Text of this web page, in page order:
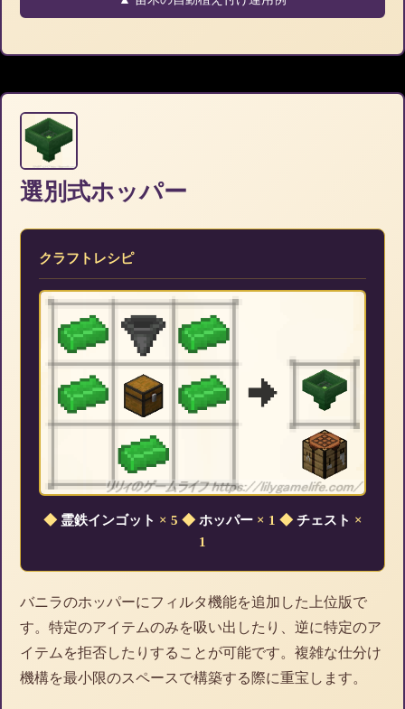
選別式ホッパー
クラフトレシピ
◆霊鉄インゴット × 5 ◆ホッパー × 1 ◆チェスト ×
1
バニラのホッパーにフィルタ機能を追加した上位版で
す。特定のアイテムのみを吸い出したり、逆に特定のア
イテムを拒否したりすることが可能です。複雑な仕分け
機構を最小限のスペースで構築する際に重宝します。